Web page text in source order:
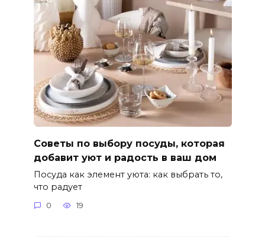
Советы по выбору посуды, которая
добавит уют и радость в ваш дом
Посуда как элемент уюта: как выбрать то,
что радует
0 19